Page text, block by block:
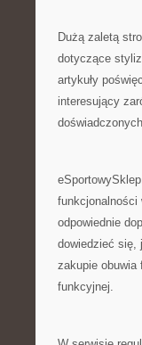
Dużą zaletą
dotyczące
artykuły
interesujący
funkcjonalności
odpowiednie
dowiedzieć się,
zakupie obuwia
funkcyjnej.